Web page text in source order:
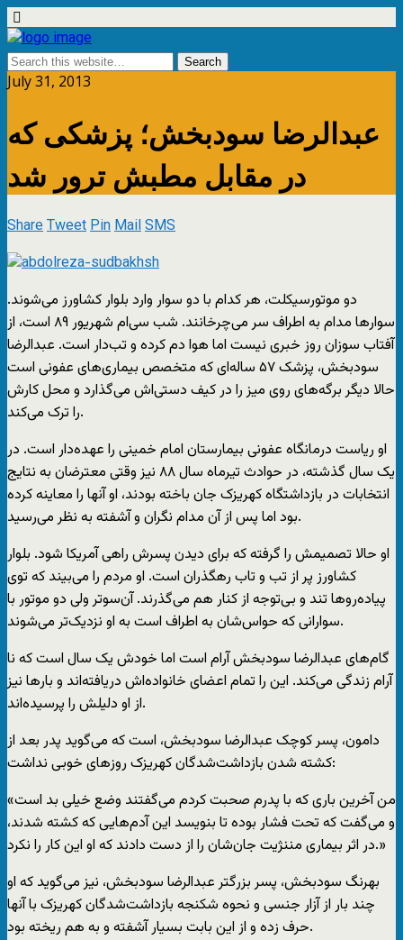
July 31, 2013
عبدالرضا سودبخش؛ پزشکی که
در مقابل مطبش ترور شد
ShareTweetPinMailSMS
دو موتورسیکلت، هر کدام با دو سوار وارد بلوار کشاورز می‌شوند.
سوارها مدام به اطراف سر می‌چرخانند. شب سی‌ام شهریور ۸۹ است، از
آفتاب سوزان روز خبری نیست اما هوا دم کرده و تب‌دار است. عبدالرضا
سودبخش، پزشک ۵۷ ساله‌ای که متخصص بیماری‌های عفونی است
حالا دیگر برگه‌های روی میز را در کیف دستی‌اش می‌گذارد و محل کارش
را ترک می‌کند.
او ریاست درمانگاه عفونی بیمارستان امام خمینی را عهده‌دار است. در
یک سال گذشته، در حوادث تیرماه سال ۸۸ نیز وقتی معترضان به نتایج
انتخابات در بازداشتگاه کهریزک جان باخته بودند، او آنها را معاینه کرده
بود اما پس از آن مدام نگران و آشفته به نظر می‌رسید.
او حالا تصمیمش را گرفته که برای دیدن پسرش راهی آمریکا شود. بلوار
کشاورز پر از تب و تاب رهگذران است. او مردم را می‌بیند که توی
پیاده‌روها تند و بی‌توجه از کنار هم می‌گذرند. آن‌سوتر ولی دو موتور با
سوارانی که حواس‌شان به اطراف است به او نزدیک‌تر می‌شوند.
گام‌های عبدالرضا سودبخش آرام است اما خودش یک سال است که نا
آرام زندگی می‌کند. این را تمام اعضای خانواده‌اش دریافته‌اند و بارها نیز
از او دلیلش را پرسیده‌اند.
دامون، پسر کوچک عبدالرضا سودبخش، است که می‌گوید پدر بعد از
کشته شدن بازداشت‌شدگان کهریزک روزهای خوبی نداشت:
«من آخرین باری که با پدرم صحبت کردم می‌گفتند وضع خیلی بد است
و می‌گفت که تحت فشار بوده تا بنویسد این آدم‌هایی که کشته شدند،
در اثر بیماری مننژیت جان‌شان را از دست دادند که او این کار را نکرد.»
بهرنگ سودبخش، پسر بزرگتر عبدالرضا سودبخش، نیز می‌گوید که او
چند بار از آزار جنسی و نحوه شکنجه بازداشت‌شدگان کهریزک با آنها
حرف زده و از این بابت بسیار آشفته و به هم ریخته بود.